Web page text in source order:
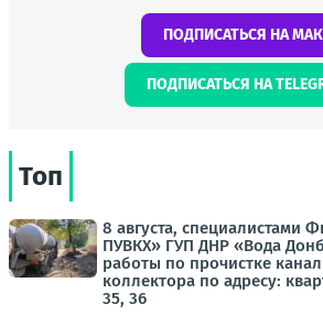
ПОДПИСАТЬСЯ НА
ПОДПИСАТЬСЯ НА
Топ
8 августа, специалистами
ПУВКХ» ГУП ДНР «Вода
работы по прочистке
коллектора по адресу:
35, 36